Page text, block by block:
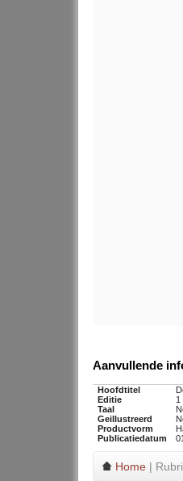
Aanvullende
Hoofdtitel
Editie
1
Taal
Geillustreerd
Productvorm
Publicatiedatum
Home |